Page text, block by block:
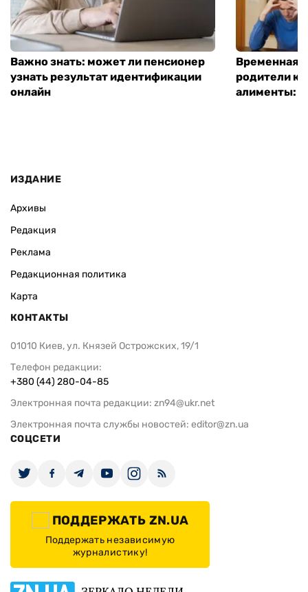
Важно знать: может ли пенсионер
узнать результат идентификации
онлайн
Временная
родители
алименты:
ИЗДАНИЕ
Архивы
Редакция
Реклама
Редакционная политика
Карта
КОНТАКТЫ
01010 Киев, ул. Князей Острожских, 19/1
Телефон редакции:
+380 (44) 280-04-85
Электронная почта редакции: zn94@ukr.net
Электронная почта службы новостей: editor@zn.ua
СОЦСЕТИ
ПОДДЕРЖАТЬ ZN.UA
Поддержать независимую
журналистику!